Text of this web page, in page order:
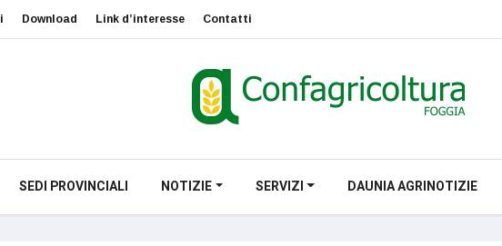
Download Link d’interesse Contatti
SEDI PROVINCIALI NOTIZIE SERVIZI DAUNIA AGRINOTIZIE